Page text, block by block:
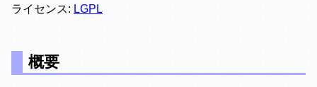
ライセンス: LGPL
概要